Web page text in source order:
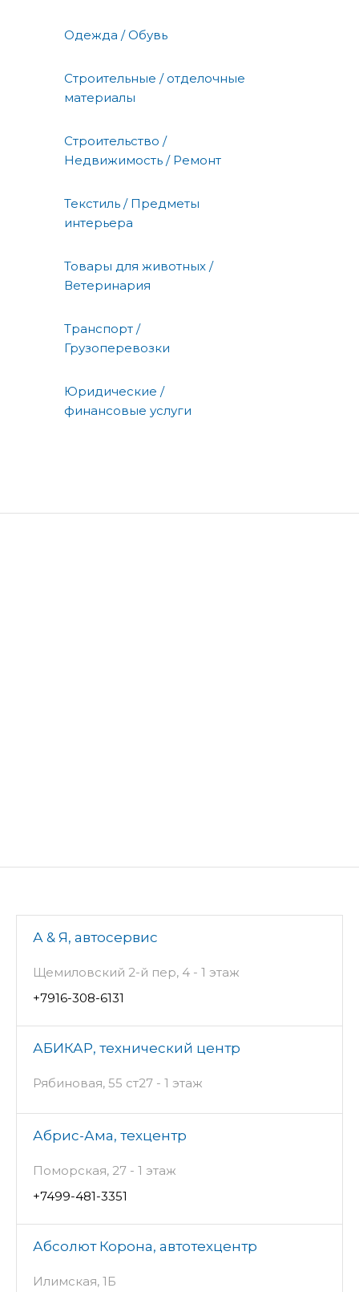
Одежда / Обувь
Строительные / отделочные
материалы
Строительство /
Недвижимость / Ремонт
Текстиль / Предметы
интерьера
Товары для животных /
Ветеринария
Транспорт /
Грузоперевозки
Юридические /
финансовые услуги
А & Я, автосервис
Щемиловский 2-й пер, 4 - 1 этаж
+7916-308-6131
АБИКАР, технический центр
Рябиновая, 55 ст27 - 1 этаж
Абрис-Ама, техцентр
Поморская, 27 - 1 этаж
+7499-481-3351
Абсолют Корона, автотехцентр
Илимская, 1Б